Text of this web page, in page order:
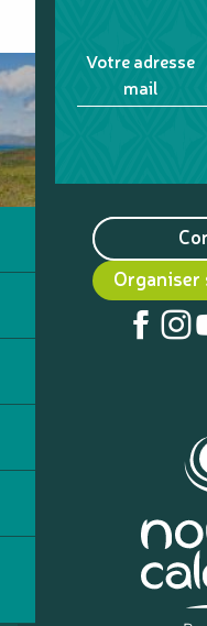
Votre adresse
mail
Organiser